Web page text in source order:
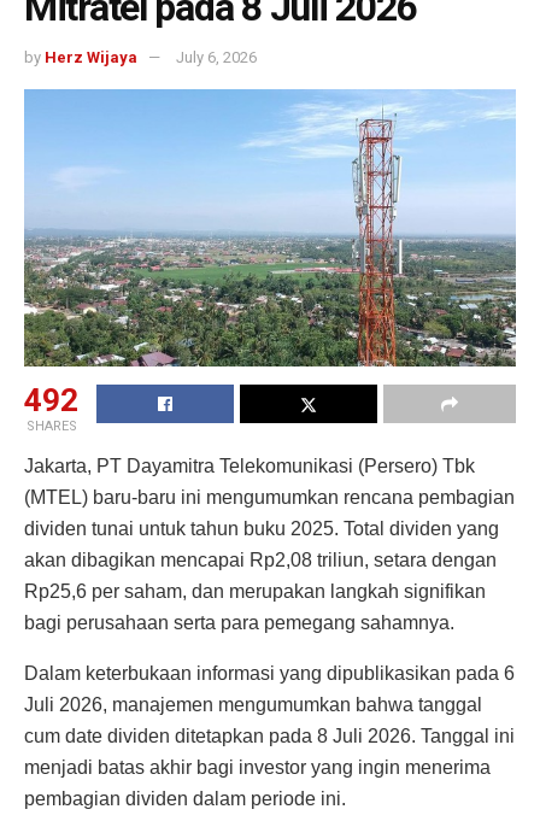
by Herz Wijaya July 6, 2026
492
SHARES
Jakarta, PT Dayamitra Telekomunikasi (Persero) Tbk
(MTEL) baru-baru ini mengumumkan rencana pembagian
dividen tunai untuk tahun buku 2025. Total dividen yang
akan dibagikan mencapai Rp2,08 triliun, setara dengan
Rp25,6 per saham, dan merupakan langkah signifikan
bagi perusahaan serta para pemegang sahamnya.
Dalam keterbukaan informasi yang dipublikasikan pada 6
Juli 2026, manajemen mengumumkan bahwa tanggal
cum date dividen ditetapkan pada 8 Juli 2026. Tanggal ini
menjadi batas akhir bagi investor yang ingin menerima
pembagian dividen dalam periode ini.